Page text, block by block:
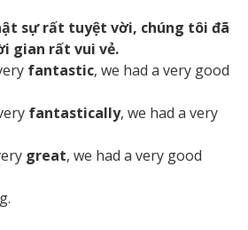
sự rất tuyệt vời, chúng tôi đã
gian rất vui vẻ.
fantastic, we had a very good
fantastically, we had a very
great, we had a very good